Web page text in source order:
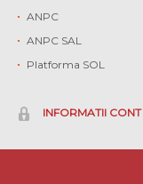
ANPC
ANPC SAL
Platforma SOL
INFORMATII CONT